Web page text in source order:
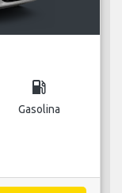
local_gas_station
Gasolina